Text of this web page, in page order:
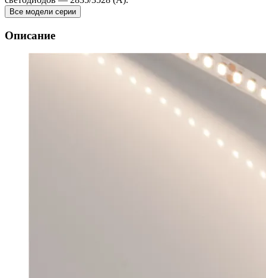
Все модели серии
Описание